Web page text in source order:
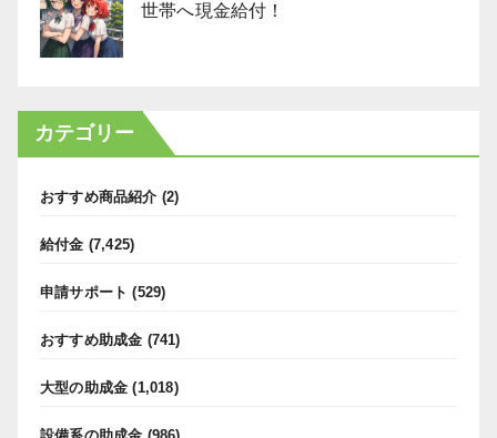
世帯へ現金給付！
カテゴリー
おすすめ商品紹介 (2)
給付金 (7,425)
申請サポート (529)
おすすめ助成金 (741)
大型の助成金 (1,018)